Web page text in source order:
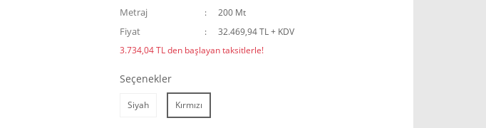
Metraj 200 Mt
Fiyat
32.469,94 TL + KDV
3.734,04 TL den başlayan taksitlerle!
Seçenekler
Siyah Kırmızı